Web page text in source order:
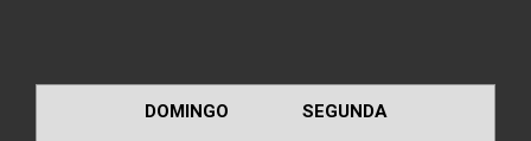
DOMINGO SEGUNDA